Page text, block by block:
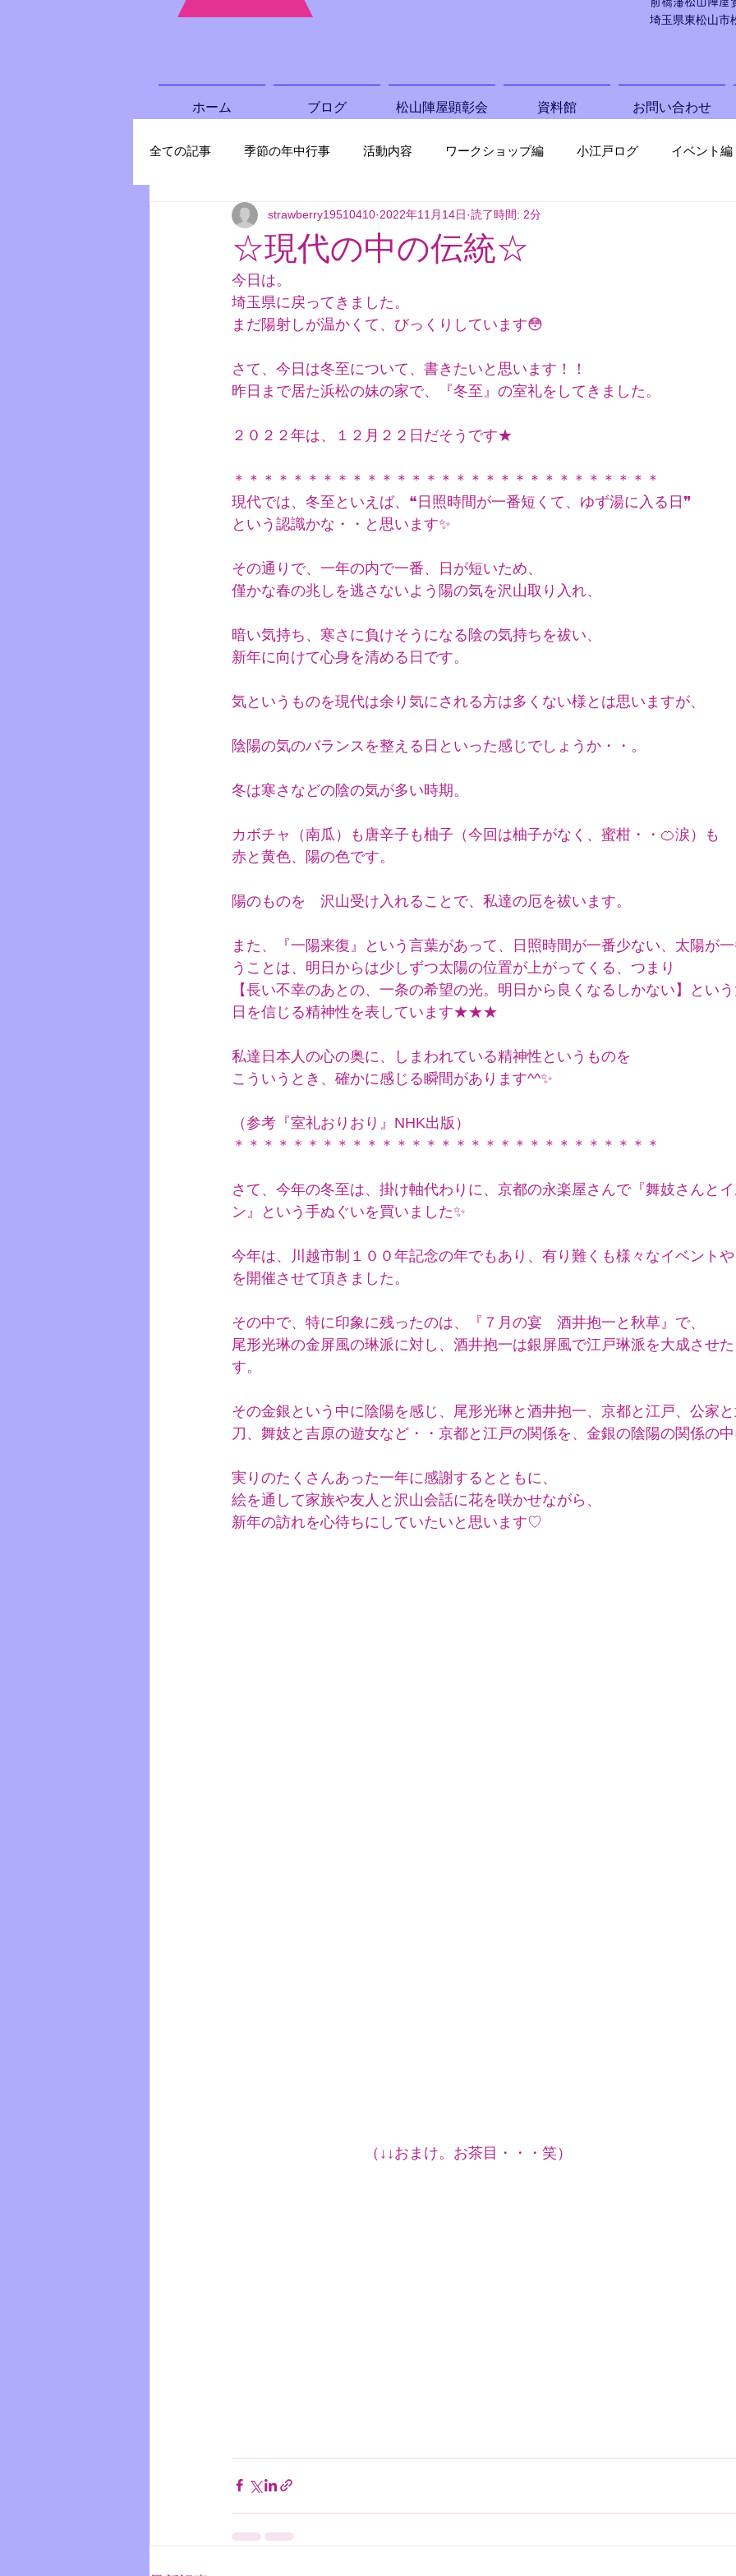
埼玉県東松山市
ホーム ブログ 松山陣屋顕彰会 資料館 お問い合わせ
全ての記事 季節の年中行事 活動内容 ワークショップ編 小江戸ログ イベント編
資料館情報
☆現代の中の伝統☆
strawberry19510410 2022年11月14日 読了時間: 2分
今日は。
埼玉県に戻ってきました。
まだ陽射しが温かくて、びっくりしています😳
さて、今日は冬至について、書きたいと思います！！
昨日まで居た浜松の妹の家で、『冬至』の室礼をしてきました。
２０２２年は、１２月２２日だそうです★
＊＊＊＊＊＊＊＊＊＊＊＊＊＊＊＊＊＊＊＊＊＊＊＊＊＊＊＊＊
現代では、冬至といえば、❝日照時間が一番短くて、ゆず湯に入る日❞
という認識かな・・と思います✨
その通りで、一年の内で一番、日が短いため、
僅かな春の兆しを逃さないよう陽の気を沢山取り入れ、
暗い気持ち、寒さに負けそうになる陰の気持ちを祓い、
新年に向けて心身を清める日です。
気というものを現代は余り気にされる方は多くない様とは思いますが、
陰陽の気のバランスを整える日といった感じでしょうか・・。
冬は寒さなどの陰の気が多い時期。
カボチャ（南瓜）も唐辛子も柚子（今回は柚子がなく、蜜柑・・🍊涙）も
赤と黄色、陽の色です。
陽のものを　沢山受け入れることで、私達の厄を祓います。
また、『一陽来復』という言葉があって、日照時間が一番少ない、太陽が
うことは、明日からは少しずつ太陽の位置が上がってくる、つまり
【長い不幸のあとの、一条の希望の光。明日から良くなるしかない】とい
日を信じる精神性を表しています★★★
私達日本人の心の奥に、しまわれている精神性というものを
こういうとき、確かに感じる瞬間があります^^✨
（参考『室礼おりおり』NHK出版）
＊＊＊＊＊＊＊＊＊＊＊＊＊＊＊＊＊＊＊＊＊＊＊＊＊＊＊＊＊
さて、今年の冬至は、掛け軸代わりに、京都の永楽屋さんで『舞妓さんと
ン』という手ぬぐいを買いました✨
今年は、川越市制１００年記念の年でもあり、有り難くも様々なイベント
を開催させて頂きました。
その中で、特に印象に残ったのは、『７月の宴　酒井抱一と秋草』で、
尾形光琳の金屏風の琳派に対し、酒井抱一は銀屏風で江戸琳派を大成させ
す。
その金銀という中に陰陽を感じ、尾形光琳と酒井抱一、京都と江戸、公家
刀、舞妓と吉原の遊女など・・京都と江戸の関係を、金銀の陰陽の関係の
実りのたくさんあった一年に感謝するとともに、
絵を通して家族や友人と沢山会話に花を咲かせながら、
新年の訪れを心待ちにしていたいと思います♡
〜続く
（↓↓おまけ。お茶目・・・笑）